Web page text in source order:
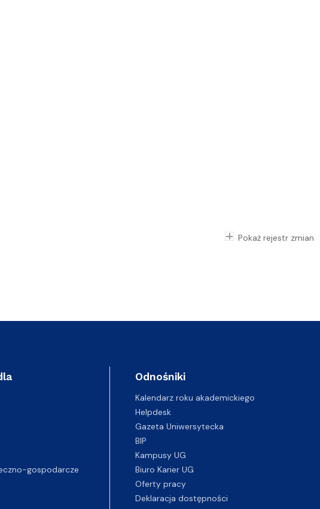
Pokaż rejestr zmian
gospodarcze
Odnośniki
Kalendarz roku akademickiego
Helpdesk
Gazeta Uniwersytecka
BIP
Kampusy UG
Biuro Karier UG
Oferty pracy
Deklaracja dostępności